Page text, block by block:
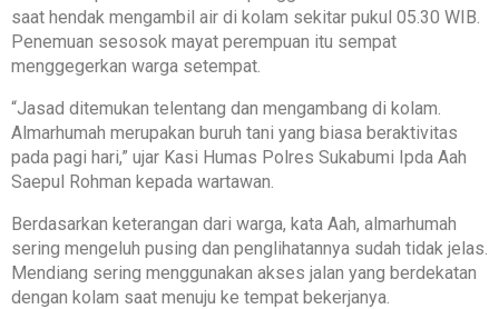
saat hendak mengambil air di kolam sekitar pukul 05.30 WIB.
Penemuan sesosok mayat perempuan itu sempat
menggegerkan warga setempat.
“Jasad ditemukan telentang dan mengambang di kolam.
Almarhumah merupakan buruh tani yang biasa beraktivitas
pada pagi hari,” ujar Kasi Humas Polres Sukabumi Ipda Aah
Saepul Rohman kepada wartawan.
Berdasarkan keterangan dari warga, kata Aah, almarhumah
sering mengeluh pusing dan penglihatannya sudah tidak jelas.
Mendiang sering menggunakan akses jalan yang berdekatan
dengan kolam saat menuju ke tempat bekerjanya.